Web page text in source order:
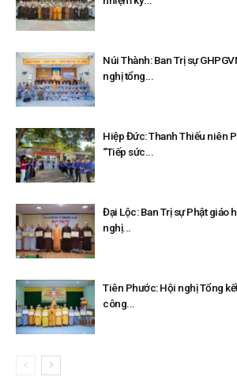
Núi Thành: Ban Trị sự
nghị tổng...
Hiệp Đức: Thanh Thiếu niên
“Tiếp sức...
Đại Lộc: Ban Trị sự Phật giáo
nghị...
Tiên Phước: Hội nghị Tổng
công...